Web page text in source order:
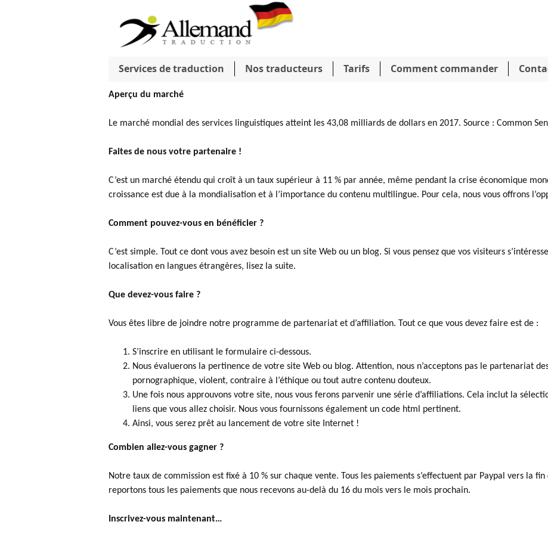
Services de traduction Nos traducteurs Tarifs Comment commander
Aperçu du marché
Le marché mondial des services linguistiques atteint les 43,08 milliards de dollars en 2017. Source : Common
Faites de nous votre partenaire !
C’est un marché étendu qui croît à un taux supérieur à 11 % par année, même pendant la crise économique
croissance est due à la mondialisation et à l’importance du contenu multilingue. Pour cela, nous vous offrons
Comment pouvez-vous en bénéficier ?
C’est simple. Tout ce dont vous avez besoin est un site Web ou un blog. Si vous pensez que vos visiteurs
localisation en langues étrangères, lisez la suite.
Que devez-vous faire ?
Vous êtes libre de joindre notre programme de partenariat et d’affiliation. Tout ce que vous devez faire est de :
S’inscrire en utilisant le formulaire ci-dessous.
Nous évaluerons la pertinence de votre site Web ou blog. Attention, nous n’acceptons pas le partenariat
pornographique, violent, contraire à l’éthique ou tout autre contenu douteux.
Une fois nous approuvons votre site, nous vous ferons parvenir une série d’affiliations. Cela inclut la
liens que vous allez choisir. Nous vous fournissons également un code html pertinent.
Ainsi, vous serez prêt au lancement de votre site Internet !
Combien allez-vous gagner ?
Notre taux de commission est fixé à 10 % sur chaque vente. Tous les paiements s’effectuent par Paypal vers la
reportons tous les paiements que nous recevons au-delà du 16 du mois vers le mois prochain.
Inscrivez-vous maintenant…